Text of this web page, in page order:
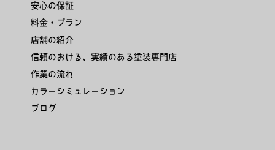
安心の保証
料金・プラン
店舗の紹介
信頼のおける、実績のある塗装専門店
作業の流れ
カラーシミュレーション
ブログ